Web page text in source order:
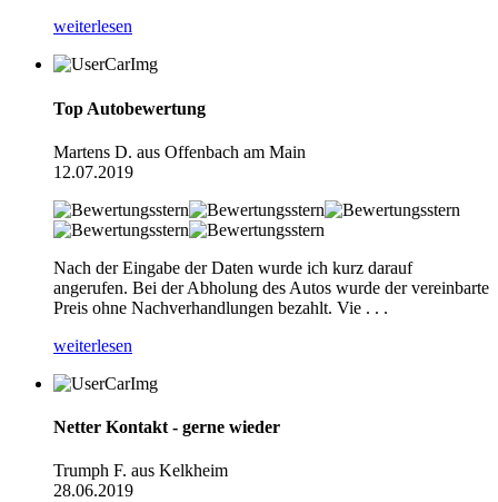
weiterlesen
Top Autobewertung
Martens D. aus Offenbach am Main
12.07.2019
Nach der Eingabe der Daten wurde ich kurz darauf
angerufen. Bei der Abholung des Autos wurde der vereinbarte
Preis ohne Nachverhandlungen bezahlt. Vie . . .
weiterlesen
Netter Kontakt - gerne wieder
Trumph F. aus Kelkheim
28.06.2019